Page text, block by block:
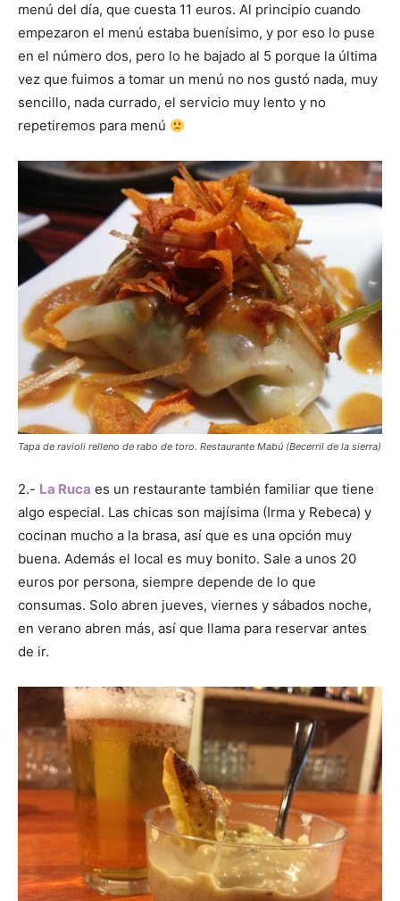
menú del día, que cuesta 11 euros. Al principio cuando
empezaron el menú estaba buenísimo, y por eso lo puse
en el número dos, pero lo he bajado al 5 porque la última
vez que fuimos a tomar un menú no nos gustó nada, muy
sencillo, nada currado, el servicio muy lento y no
repetiremos para menú
Tapa de ravioli relleno de rabo de toro. Restaurante Mabú (Becerril de la sierra)
2.- La Ruca es un restaurante también familiar que tiene
algo especial. Las chicas son majísima (Irma y Rebeca) y
cocinan mucho a la brasa, así que es una opción muy
buena. Además el local es muy bonito. Sale a unos 20
euros por persona, siempre depende de lo que
consumas. Solo abren jueves, viernes y sábados noche,
en verano abren más, así que llama para reservar antes
de ir.